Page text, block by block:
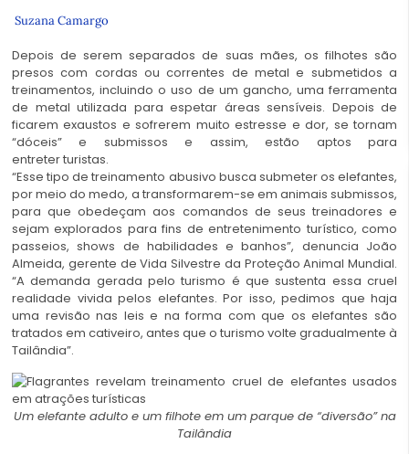
Suzana Camargo
Depois de serem separados de suas mães, os filhotes são
presos com cordas ou correntes de metal e submetidos a
treinamentos, incluindo o uso de um gancho, uma ferramenta
de metal utilizada para espetar áreas sensíveis. Depois de
ficarem exaustos e sofrerem muito estresse e dor, se tornam
“dóceis” e submissos e assim, estão aptos para
entreter turistas.
“Esse tipo de treinamento abusivo busca submeter os elefantes,
por meio do medo, a transformarem-se em animais submissos,
para que obedeçam aos comandos de seus treinadores e
sejam explorados para fins de entretenimento turístico, como
passeios, shows de habilidades e banhos”, denuncia João
Almeida, gerente de Vida Silvestre da Proteção Animal Mundial.
“A demanda gerada pelo turismo é que sustenta essa cruel
realidade vivida pelos elefantes. Por isso, pedimos que haja
uma revisão nas leis e na forma com que os elefantes são
tratados em cativeiro, antes que o turismo volte gradualmente à
Tailândia”.
Um elefante adulto e um filhote em um parque de “diversão” na
Tailândia